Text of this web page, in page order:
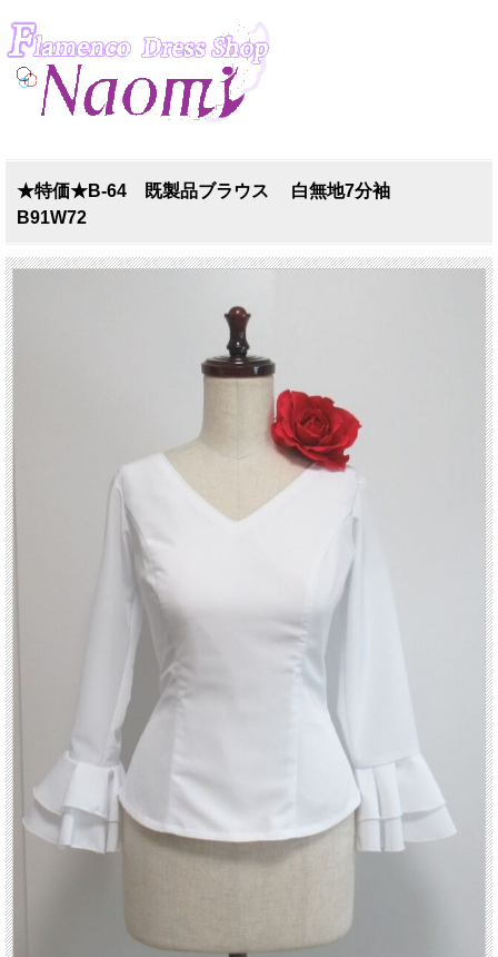
★特価★B-64 既製品ブラウス 白無地7分袖
B91W72